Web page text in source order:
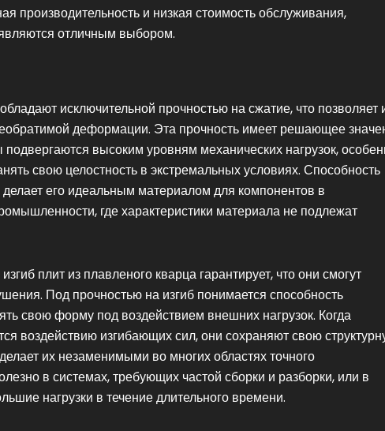
производительность и низкая стоимость обслуживания,
отличным выбором.
исключительной прочностью на сжатие, что позволяет
деформации. Эта прочность имеет решающее
высоким уровням механических нагрузок,
свою целостность в экстремальных условиях. Способность
его идеальным материалом для компонентов в
где характеристики материала не подлежат
плит из плавленого кварца гарантирует, что они смогут
Под прочностью на изгиб понимается способность
свою форму под воздействием внешних нагрузок. Когда
воздействию изгибающих сил, они сохраняют свою
их незаменимыми во многих областях точного
в системах, требующих частой сборки и разборки, или в
нагрузки в течение длительного времени.